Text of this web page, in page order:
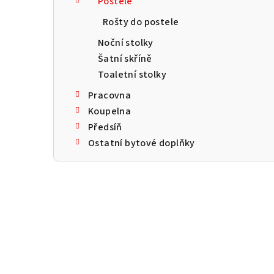
Rošty do postele
Noční stolky
Šatní skříně
Toaletní stolky
Pracovna
Koupelna
Předsíň
Ostatní bytové doplňky